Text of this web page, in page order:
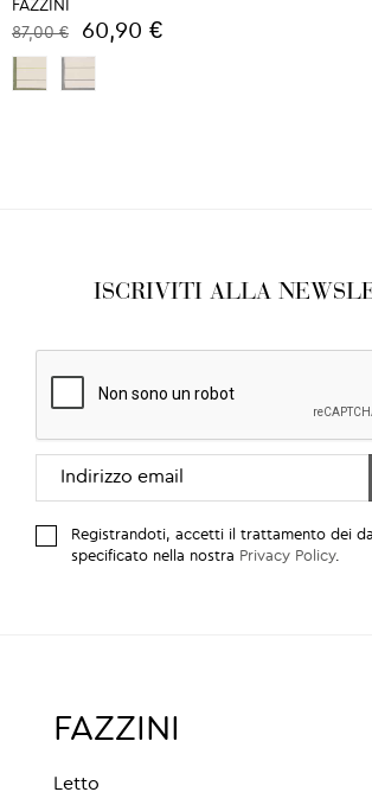
FAZZINI
87,00 €
60,90 €
ISCRIVITI ALLA
Registrandoti, accetti il trattamento dei
specificato nella nostra Privacy Policy.
FAZZINI
Letto